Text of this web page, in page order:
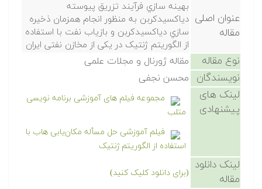
عنوان اصلی
مقاله
بهینه سازي فرآیند تزریق پیوسته
دياکسیدکربن به منظور انجام همزمان ذخیره
سازي دياکسیدکربن و بازیاب نفت با استفاده
از الگوریتم ژنتیک در یکی از مخازن نفتی ایران
نوع مقاله مقاله ژورنال و مجلات علمی
نویسندگان محسن نجفی
لینک های
پیشنهادی
مجموعه فیلم های آموزشی برنامه نویسی
متلب
فیلم آموزشی حل مسأله مکان‌یابی هاب با
استفاده از الگوریتم ژنتیک
لینک دانلود
مقاله
(برای دانلود کلیک کنید)